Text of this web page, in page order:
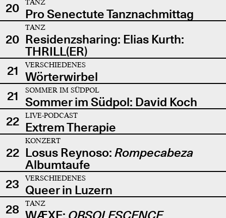
20
TANZ
Pro Senectute Tanznachmittag
20
TANZ
Residenzsharing: Elias Kurth:
THRILL(ER)
21
VERSCHIEDENES
Wörterwirbel
21
SOMMER IM SÜDPOL
Sommer im Südpol: David Koch
22
LIVE-PODCAST
Extrem Therapie
22
KONZERT
Losus Reynoso: Rompecabeza
Albumtaufe
23
VERSCHIEDENES
Queer in Luzern
28
TANZ